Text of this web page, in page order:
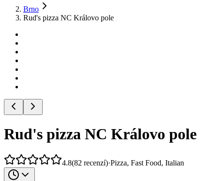
Brno
Rud's pizza NC Královo pole
Rud's pizza NC Královo pole
4.8(82 recenzí)·Pizza, Fast Food, Italian